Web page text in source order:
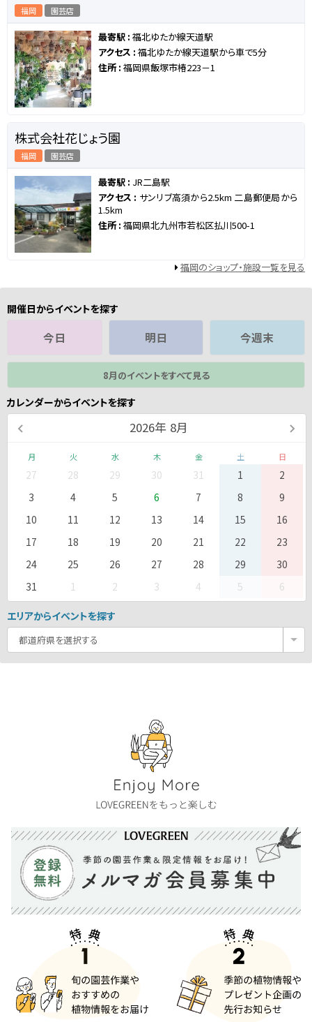
福岡 園芸店
最寄駅 : 福北ゆたか線天道駅
アクセス : 福北ゆたか線天道駅から車で5分
住所 : 福岡県飯塚市椿223－1
株式会社花じょう園
福岡 園芸店
最寄駅 : JR二島駅
アクセス : サンリブ高須から2.5km 二島郵便局から
1.5km
住所 : 福岡県北九州市若松区払川500-1
福岡のショップ・施設一覧を見る
開催日からイベントを探す
今日 明日 今週末
8月のイベントをすべて見る
カレンダーからイベントを探す
2026年 8月
月 火 水 木 金 土 日
27 28 29 30 31 1
2
3
4 5 6 7 8
9
10
11 12 13 14 15
16
17
18 19 20 21 22
23
24
25 26 27 28 29
30
31
1 2 3 4 5 6
エリアからイベントを探す